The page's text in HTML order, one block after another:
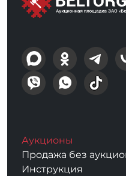
Аукционы
Продажа без
Инструкция